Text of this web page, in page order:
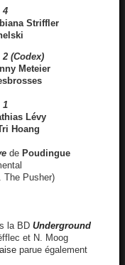
4
Striffler
(Codex)
Meteier
1
Lévy
Hoang
de Poudingue
The Pusher)
la BD Underground
et N. Moog
parue également